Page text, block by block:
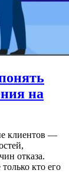
на
клиентов —
отказа.
кто его